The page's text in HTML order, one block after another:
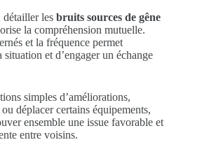
détailler les bruits sources de gêne
la compréhension mutuelle.
et la fréquence permet
et d’engager un échange
simples d’améliorations,
déplacer certains équipements,
ensemble une issue favorable et
entre voisins.